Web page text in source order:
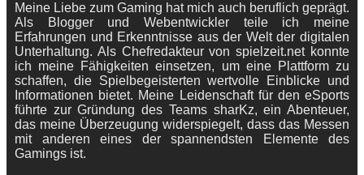
Meine Liebe zum Gaming hat mich auch beruflich geprägt.
Als Blogger und Webentwickler teile ich meine
Erfahrungen und Erkenntnisse aus der Welt der digitalen
Unterhaltung. Als Chefredakteur von spielzeit.net konnte
ich meine Fähigkeiten einsetzen, um eine Plattform zu
schaffen, die Spielbegeisterten wertvolle Einblicke und
Informationen bietet. Meine Leidenschaft für den eSports
führte zur Gründung des Teams sharKz, ein Abenteuer,
das meine Überzeugung widerspiegelt, dass das Messen
mit anderen eines der spannendsten Elemente des
Gamings ist.